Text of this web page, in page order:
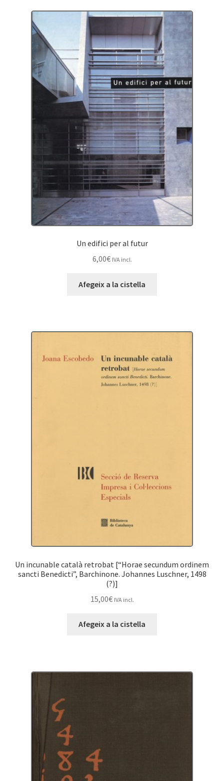
Un edifici per al futur
6,00€ IVA incl.
Afegeix a la cistella
Un incunable català retrobat [“Horae secundum ordinem
sancti Benedicti”, Barchinone. Johannes Luschner, 1498
(?)]
15,00€ IVA incl.
Afegeix a la cistella